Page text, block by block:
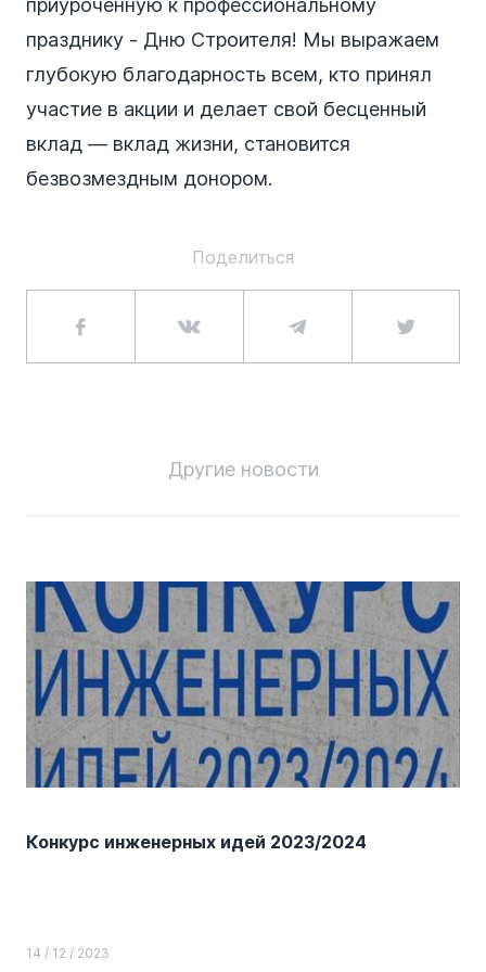
приуроченную к профессиональному
празднику - Дню Строителя! Мы выражаем
глубокую благодарность всем, кто принял
участие в акции и делает свой бесценный
вклад — вклад жизни, становится
безвозмездным донором.
Поделиться
Другие новости
Конкурс инженерных идей 2023/2024
14 / 12 / 2023